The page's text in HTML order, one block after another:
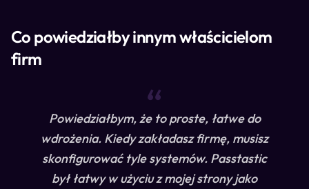
Co powiedziałby innym właścicielom
firm
“
Powiedziałbym, że to proste, łatwe do
wdrożenia. Kiedy zakładasz firmę, musisz
skonfigurować tyle systemów. Passtastic
był łatwy w użyciu z mojej strony jako